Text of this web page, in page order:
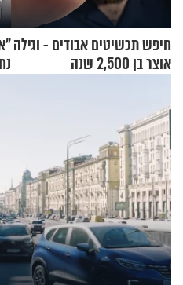
חיפש תכשיטים אבודים - וגילה
אוצר בן 2,500 שנה